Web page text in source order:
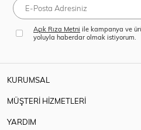
Açık Rıza Metni ile kampanya ve
yoluyla haberdar olmak istiyorum.
KURUMSAL
MÜŞTERİ HİZMETLERİ
YARDIM